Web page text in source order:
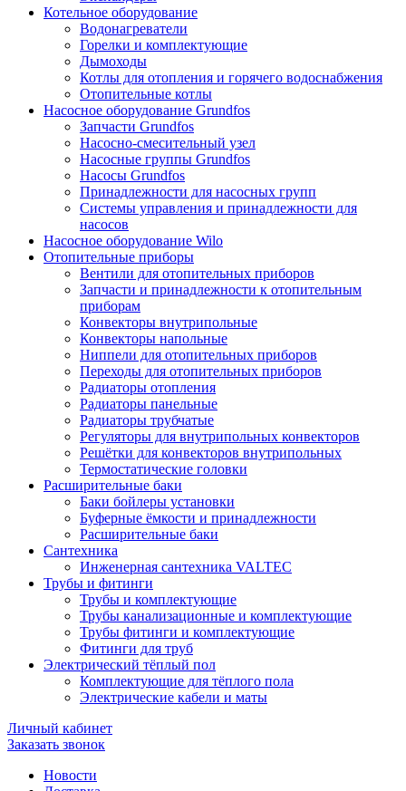
Котельное оборудование
Водонагреватели
Горелки и комплектующие
Дымоходы
Котлы для отопления и горячего водоснабжения
Отопительные котлы
Насосное оборудование Grundfos
Запчасти Grundfos
Насосно-смесительный узел
Насосные группы Grundfos
Насосы Grundfos
Принадлежности для насосных групп
Системы управления и принадлежности для
насосов
Насосное оборудование Wilo
Отопительные приборы
Вентили для отопительных приборов
Запчасти и принадлежности к отопительным
приборам
Конвекторы внутрипольные
Конвекторы напольные
Ниппели для отопительных приборов
Переходы для отопительных приборов
Радиаторы отопления
Радиаторы панельные
Радиаторы трубчатые
Регуляторы для внутрипольных конвекторов
Решётки для конвекторов внутрипольных
Термостатические головки
Расширительные баки
Баки бойлеры установки
Буферные ёмкости и принадлежности
Расширительные баки
Сантехника
Инженерная сантехника VALTEC
Трубы и фитинги
Трубы и комплектующие
Трубы канализационные и комплектующие
Трубы фитинги и комплектующие
Фитинги для труб
Электрический тёплый пол
Комплектующие для тёплого пола
Электрические кабели и маты
Личный кабинет
Заказать звонок
Новости